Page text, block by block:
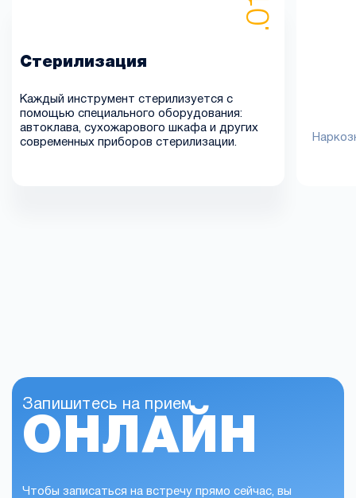
Стерилизация
Каждый инструмент стерилизуется с
помощью специального оборудования:
автоклава, сухожарового шкафа и других
современных приборов стерилизации.
Запишитесь на прием
ОНЛАЙН
Чтобы записаться на встречу прямо сейчас, вы